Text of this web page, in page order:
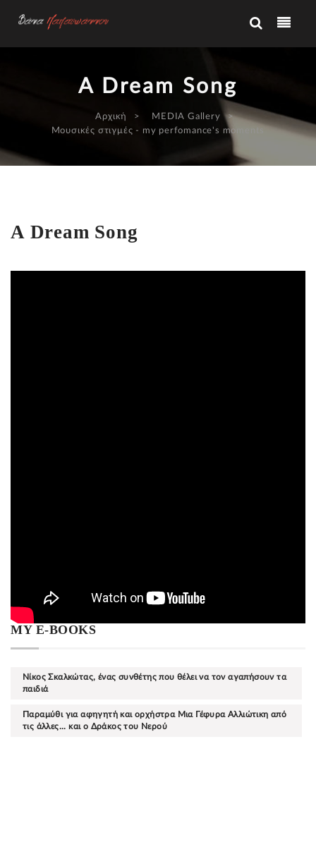
A Dream Song
Αρχική
MEDIA Gallery
Μουσικές στιγμές - my perfomance's moments
A Dream Song
MY E-BOOKS
Νίκος Σκαλκώτας, ένας συνθέτης που θέλει να τον αγαπήσουν τα
παιδιά
Παραμύθι για αφηγητή και ορχήστρα Μια Γέφυρα Αλλιώτικη από
τις άλλες... και ο Δράκος του Νερού